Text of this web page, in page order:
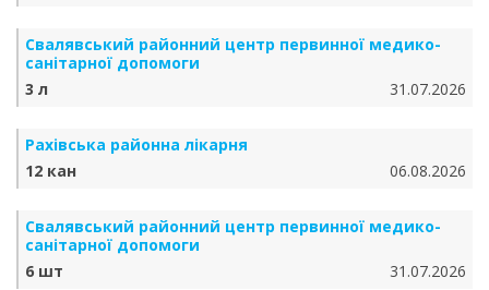
Свалявський районний центр первинної медико-
санітарної допомоги
3 л
31.07.2026
Рахівська районна лікарня
12 кан
06.08.2026
Свалявський районний центр первинної медико-
санітарної допомоги
6 шт
31.07.2026